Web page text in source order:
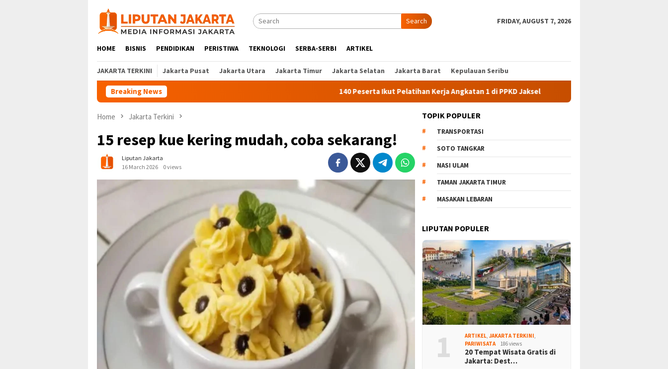
content
Search FRIDAY, AUGUST 7, 2026
HOME BISNIS PENDIDIKAN PERISTIWA TEKNOLOGI SERBA-SERBI ARTIKEL
JAKARTA TERKINI Jakarta Pusat Jakarta Utara Jakarta Timur Jakarta Selatan Jakarta Barat Kepulauan Seribu
Breaking News 140 Peserta Ikut Pelatihan Kerja Angkatan 1 di PPKD Jaksel 10 Wisata Gratis di Jakarta Timur Terbaru &
Home Jakarta Terkini
15 resep kue kering mudah, coba sekarang!
Liputan Jakarta
16 March 2026
0 views
TOPIK POPULER
TRANSPORTASI
SOTO TANGKAR
NASI ULAM
TAMAN JAKARTA TIMUR
MASAKAN LEBARAN
LIPUTAN POPULER
1 ARTIKEL ,JAKARTA TERKINI
PARIWISATA
186 views
20 Tempat Wisata Gratis di
Jakarta: Dest…